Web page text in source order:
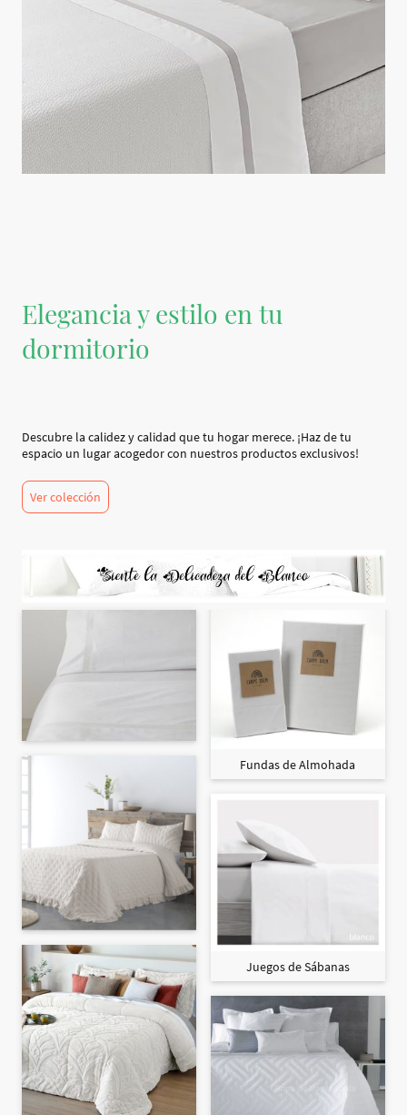
Elegancia y estilo en tu
dormitorio
Descubre la calidez y calidad que tu hogar merece. ¡Haz de tu
espacio un lugar acogedor con nuestros productos exclusivos!
Ver colección
Fundas de Almohada
Juegos de Sábanas